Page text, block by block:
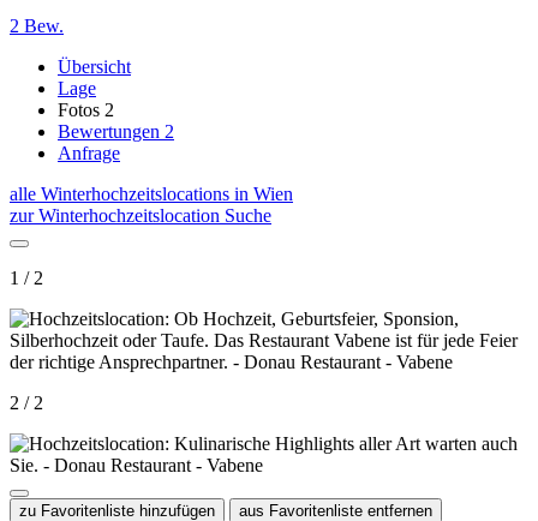
2 Bew.
Übersicht
Lage
Fotos 2
Bewertungen 2
Anfrage
alle Winterhochzeitslocations in Wien
zur Winterhochzeitslocation Suche
1 / 2
2 / 2
zu Favoritenliste hinzufügen aus Favoritenliste entfernen